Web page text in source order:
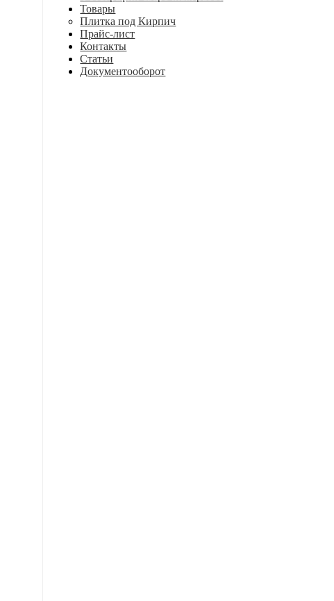
Товары
Плитка под Кирпич
Прайс-лист
Контакты
Статьи
Документооборот